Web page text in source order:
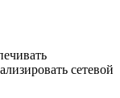
сетевой